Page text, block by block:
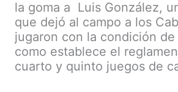
la goma a Luis González,
que dejó al campo a los
jugaron con la condición de
como establece el
cuarto y quinto juegos de